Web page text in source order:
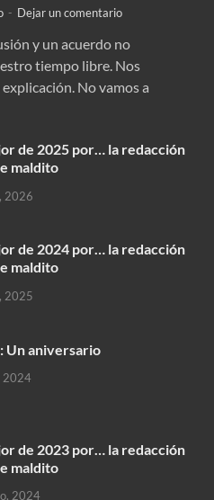
- Dejar un comentario
y un acuerdo no
tiempo libre. Nos
No vamos a
de 2025 por… la redacción
maldito
2026
de 2024 por… la redacción
maldito
2025
Un aniversario
2024
de 2023 por… la redacción
maldito
2024